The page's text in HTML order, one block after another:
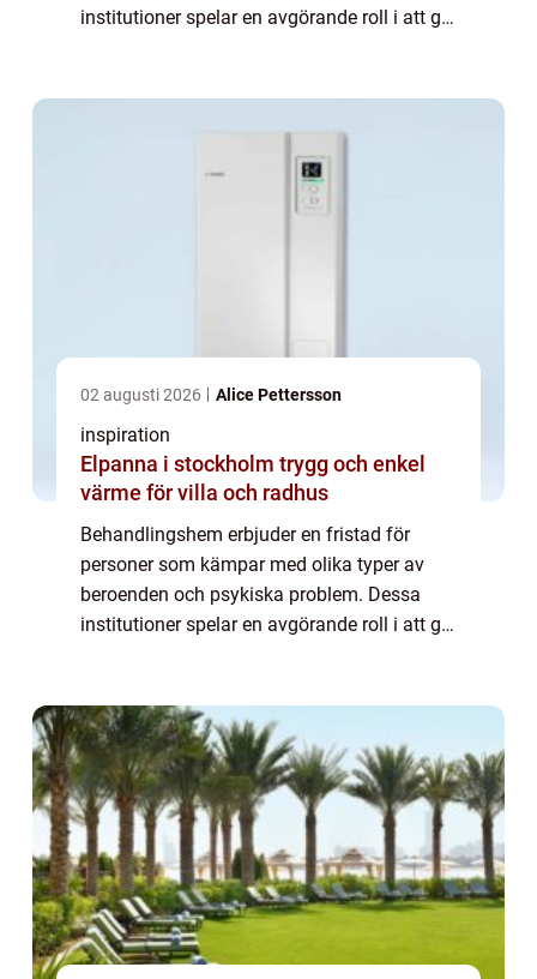
institutioner spelar en avgörande roll i att ge
02 augusti 2026 Alice Pettersson
inspiration
Elpanna i stockholm trygg och enkel
värme för villa och radhus
Behandlingshem erbjuder en fristad för
personer som kämpar med olika typer av
beroenden och psykiska problem. Dessa
institutioner spelar en avgörande roll i att ge